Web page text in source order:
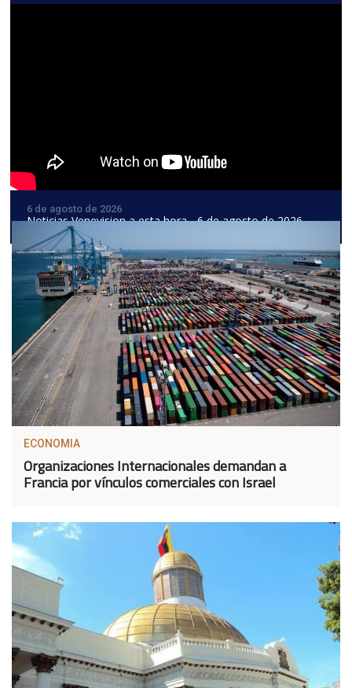
6 de agosto de 2026
Noticias Venevision a esta hora - 6 de agosto de 2026
ECONOMIA
Organizaciones Internacionales demandan a
Francia por vínculos comerciales con Israel